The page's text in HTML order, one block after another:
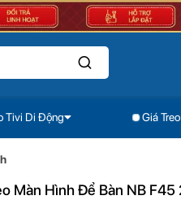
Tivi Di Động Giá
Màn Hình Để Bàn NB